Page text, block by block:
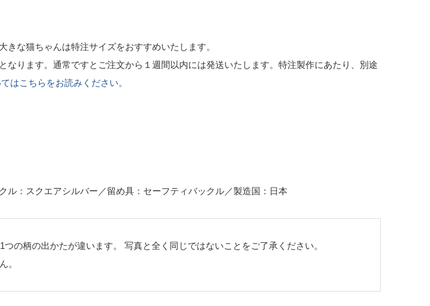
きな猫ちゃんは特注サイズをおすすめいたします。
なります。通常ですとご注文から１週間以内には発送いたします。特注製作にあたり、別途
はこちらをお読みください。
ル：スクエアシルバー／留め具：セーフティバックル／製造国：日本
の柄の出かたが違います。 写真と全く同じではないことをご了承ください。
。